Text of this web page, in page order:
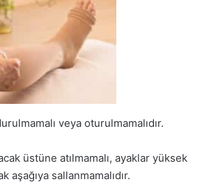
veya oturulmamalıdır.
üstüne atılmamalı, ayaklar yüksek
aşağıya sallanmamalıdır.